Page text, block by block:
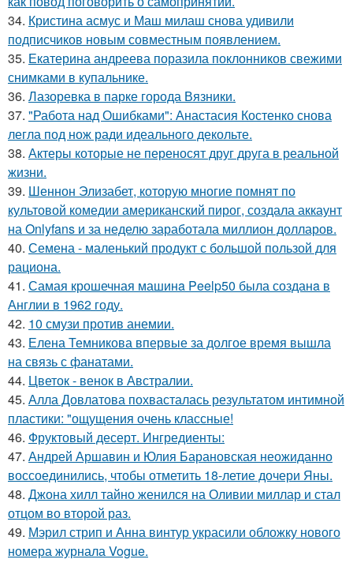
34. Кристина асмус и Маш милаш снова удивили
подписчиков новым совместным появлением.
35. Екатерина андреева поразила поклонников свежими
снимками в купальнике.
36. Лазоревка в парке города Вязники.
37. "Работа над Ошибками": Анастасия Костенко снова
легла под нож ради идеального декольте.
38. Актеры которые не переносят друг друга в реальной
жизни.
39. Шеннон Элизабет, которую многие помнят по
культовой комедии американский пирог, создала аккаунт
на Onlyfans и за неделю заработала миллион долларов.
40. Семена - маленький продукт с большой пользой для
рациона.
41. Самая крошечная машинa Peelp50 была созданa в
Англии в 1962 году.
42. 10 смузи против анемии.
43. Елена Темникова впервые за долгое время вышла
на связь с фанатами.
44. Цветок - венок в Австралии.
45. Алла Довлатова похвасталась результатом интимной
пластики: "ощущения очень классные!
46. Фруктовый десерт. Ингредиенты:
47. Андрей Аршавин и Юлия Барановская неожиданно
воссоединились, чтобы отметить 18-летие дочери Яны.
48. Джона хилл тайно женился на Оливии миллар и стал
отцом во второй раз.
49. Мэрил стрип и Анна винтур украсили обложку нового
номера журнала Vogue.